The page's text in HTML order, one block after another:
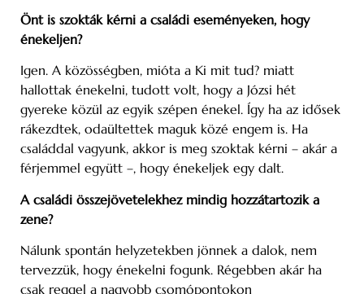
Önt is szokták kérni a családi eseményeken, hogy
énekeljen?
Igen. A közösségben, mióta a Ki mit tud? miatt
hallottak énekelni, tudott volt, hogy a Józsi hét
gyereke közül az egyik szépen énekel. Így ha az idősek
rákezdtek, odaültettek maguk közé engem is. Ha
családdal vagyunk, akkor is meg szoktak kérni – akár a
férjemmel együtt –, hogy énekeljek egy dalt.
A családi összejövetelekhez mindig hozzátartozik a
zene?
Nálunk spontán helyzetekben jönnek a dalok, nem
tervezzük, hogy énekelni fogunk. Régebben akár ha
csak reggel a nagyobb csomópontokon